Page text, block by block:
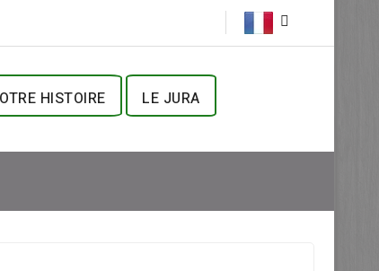
HISTOIRE LE JURA